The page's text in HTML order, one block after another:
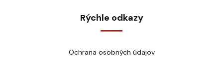
Rýchle odkazy
Ochrana osobných údajov